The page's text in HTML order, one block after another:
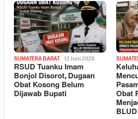
SUMATERA BARAT 13 Juni 2026
RSUD Tuanku Imam
Bonjol Disorot, Dugaan
Obat Kosong Belum
Dijawab Bupati Obat
BLUD